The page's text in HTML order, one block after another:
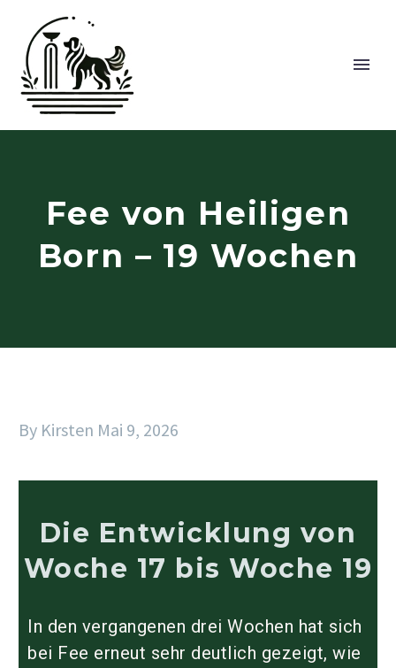
Fee von Heiligen
Born – 19 Wochen
By Kirsten Mai 9, 2026
Die Entwicklung von
Woche 17 bis Woche 19
In den vergangenen drei Wochen hat sich
bei Fee erneut sehr deutlich gezeigt, wie